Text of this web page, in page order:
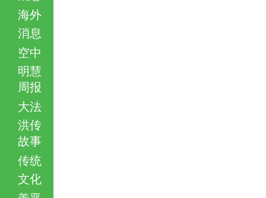
海外
消息
空中
明慧
周报
大法
洪传
故事
传统
文化